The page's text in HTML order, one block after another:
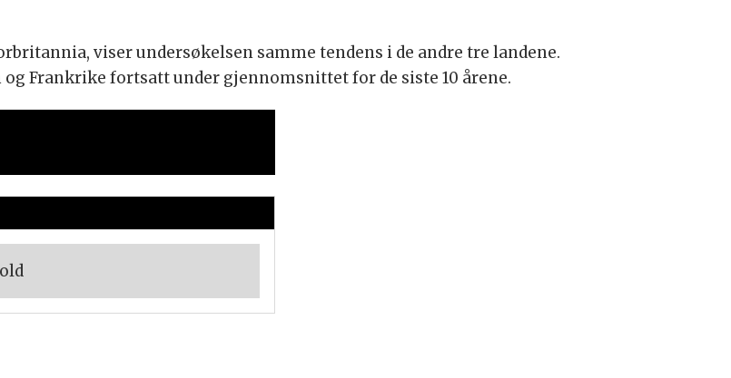
viser undersøkelsen samme tendens i de andre tre landene.
Frankrike fortsatt under gjennomsnittet for de siste 10 årene.